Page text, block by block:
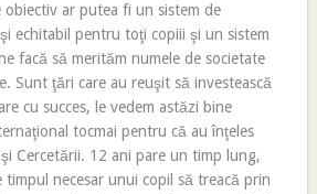
obiectiv ar putea fi un sistem de
echitabil pentru toţi copiii şi un sistem
facă să merităm numele de societate
Sunt ţări care au reuşit să investească
cu succes, le vedem astăzi bine
tocmai pentru că au înţeles
Cercetării. 12 ani pare un timp lung,
timpul necesar unui copil să treacă prin